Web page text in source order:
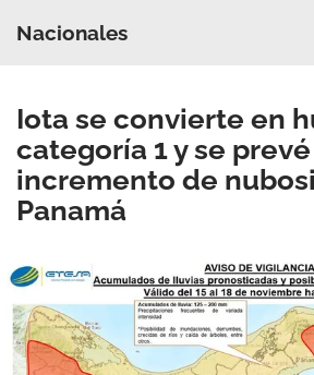
Nacionales
Iota se convierte en
categoría 1 y se prevé
incremento de
Panamá